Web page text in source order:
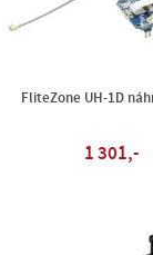
FliteZone UH-1D
1 301,-